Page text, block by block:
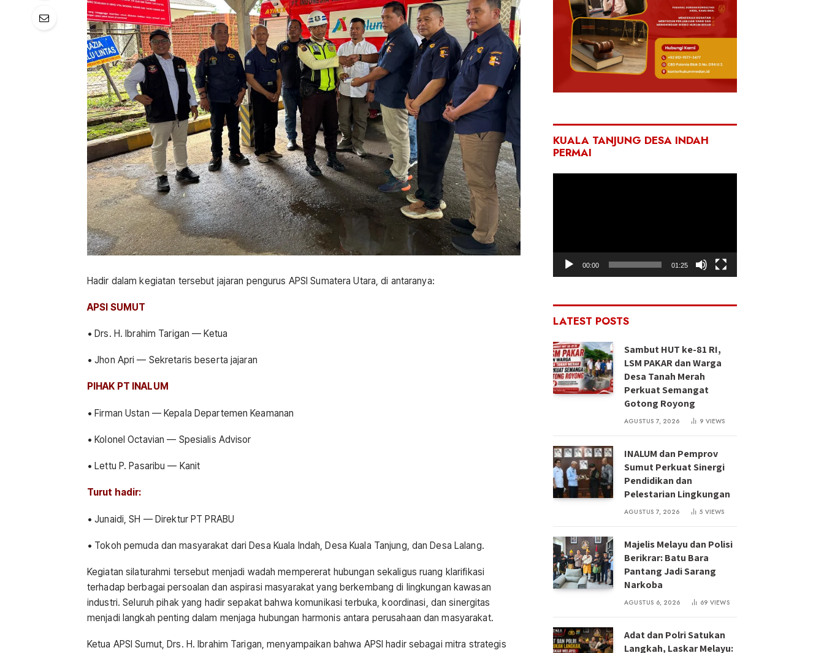
Hadir dalam kegiatan tersebut jajaran pengurus APSI Sumatera Utara, di antaranya:
APSI SUMUT
• Drs. H. Ibrahim Tarigan — Ketua
• Jhon Apri — Sekretaris beserta jajaran
PIHAK PT INALUM
• Firman Ustan — Kepala Departemen Keamanan
• Kolonel Octavian — Spesialis Advisor
• Lettu P. Pasaribu — Kanit
Turut hadir:
• Junaidi, SH — Direktur PT PRABU
• Tokoh pemuda dan masyarakat dari Desa Kuala Indah, Desa Kuala Tanjung, dan Desa Lalang.
Kegiatan silaturahmi tersebut menjadi wadah mempererat hubungan sekaligus ruang klarifikasi
terhadap berbagai persoalan dan aspirasi masyarakat yang berkembang di lingkungan kawasan
industri. Seluruh pihak yang hadir sepakat bahwa komunikasi terbuka, koordinasi, dan sinergitas
menjadi langkah penting dalam menjaga hubungan harmonis antara perusahaan dan masyarakat.
Ketua APSI Sumut, Drs. H. Ibrahim Tarigan, menyampaikan bahwa APSI hadir sebagai mitra strategis
KUALA TANJUNG DESA INDAH
PERMAI
00:00 01:25
LATEST POSTS
Sambut HUT ke-81 RI,
LSM PAKAR dan Warga
Desa Tanah Merah
Perkuat Semangat
Gotong Royong
AGUSTUS 7, 2026 9 VIEWS
INALUM dan Pemprov
Sumut Perkuat Sinergi
Pendidikan dan
Pelestarian Lingkungan
AGUSTUS 7, 2026 5 VIEWS
Majelis Melayu dan Polisi
Berikrar: Batu Bara
Pantang Jadi Sarang
Narkoba
AGUSTUS 6, 2026 69 VIEWS
Adat dan Polri Satukan
Langkah, Laskar Melayu: